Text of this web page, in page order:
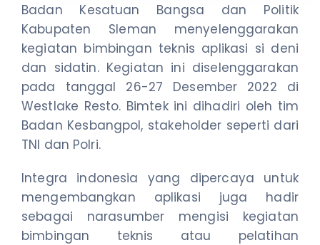
Badan Kesatuan Bangsa dan Politik
Kabupaten Sleman menyelenggarakan
kegiatan bimbingan teknis aplikasi si deni
dan sidatin. Kegiatan ini diselenggarakan
pada tanggal 26-27 Desember 2022 di
Westlake Resto. Bimtek ini dihadiri oleh tim
Badan Kesbangpol, stakeholder seperti dari
TNI dan Polri.
Integra indonesia yang dipercaya untuk
mengembangkan aplikasi juga hadir
sebagai narasumber mengisi kegiatan
bimbingan teknis atau pelatihan